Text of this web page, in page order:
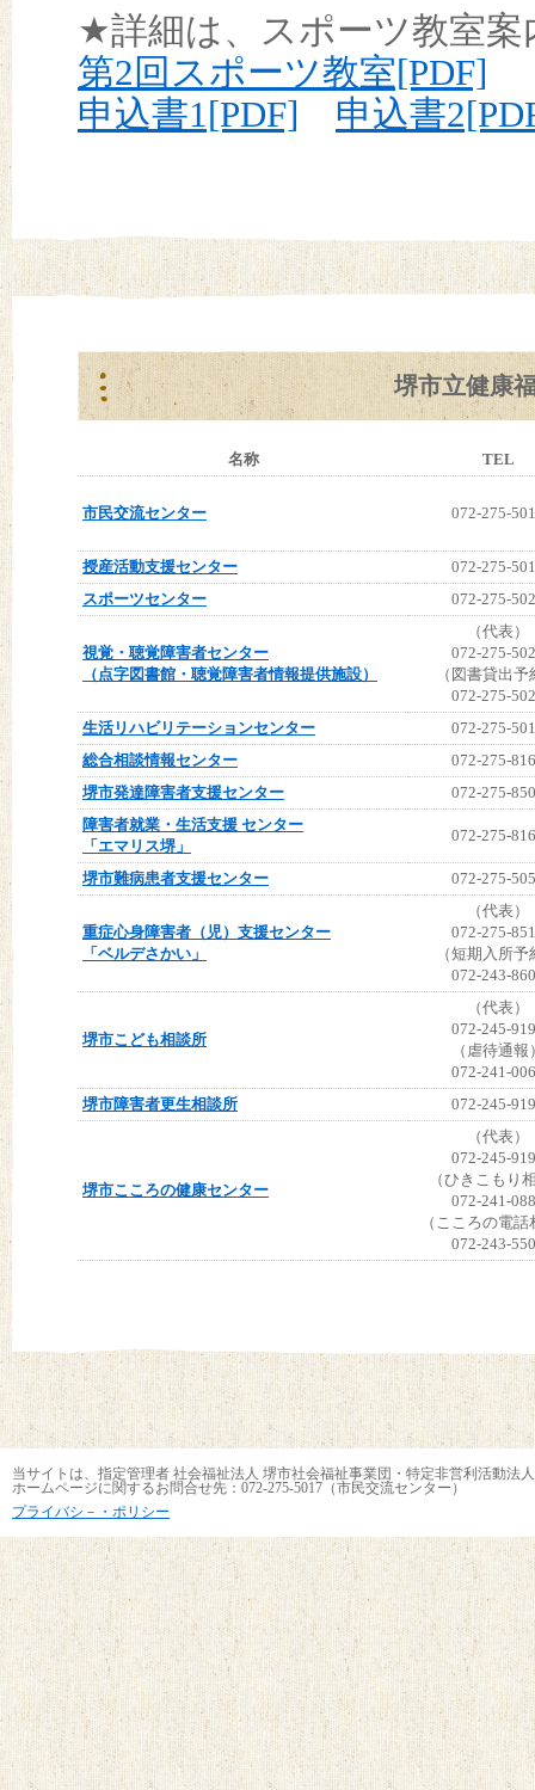
★詳細は、スポーツ教室
第2回スポーツ教室[PDF]
申込書1[PDF]
申込書
堺市立健康
名称 TEL
市民交流センター 072-275-
授産活動支援センター
072-275-
スポーツセンター
072-275-
視覚・聴覚障害者センター
（点字図書館・聴覚障害者情報提供施設）
（代表）
072-275-
（図書貸出予
072-275-
生活リハビリテーションセンター
072-275-
総合相談情報センター
072-275-
堺市発達障害者支援センター
072-275-
障害者就業・生活支援 センター
「エマリス堺」
072-275-
堺市難病患者支援センター 072-275-
重症心身障害者（児）支援センター
「ベルデさかい」
（代表）
072-275-
（短期入所予
072-243-
堺市こども相談所
（代表）
072-245-
（虐待通報
072-241-
堺市障害者更生相談所
072-245-
堺市こころの健康センター
（代表）
072-245-
（ひきこもり
072-241-
（こころの電
072-243-
当サイトは、指定管理者 社会福祉法人 堺市社会福祉事業団・特定非営利活動
ホームページに関するお問合せ先：072-275-5017（市民交流センター）
プライバシ－・ポリシー